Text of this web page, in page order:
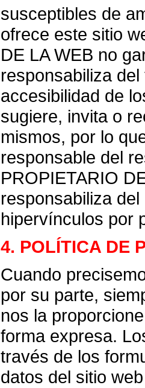
susceptibles de
ofrece este sitio
DE LA WEB no
responsabiliza
accesibilidad de
sugiere, invita o
mismos, por lo
responsable del
PROPIETARIO
responsabiliza
hipervínculos por
4. POLÍTICA DE
Cuando
por su parte,
nos la
forma expresa.
través de los
datos del sitio